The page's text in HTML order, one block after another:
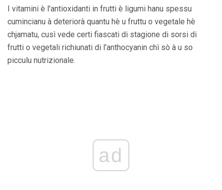
I vitamini è l'antioxidanti in frutti è ligumi hanu spessu
cumincianu à deteriorà quantu hè u fruttu o vegetale hè
chjamatu, cusì vede certi fiascati di stagione di sorsi di
frutti o vegetali richiunati di l'anthocyanin chì sò à u so
picculu nutrizionale.
ad